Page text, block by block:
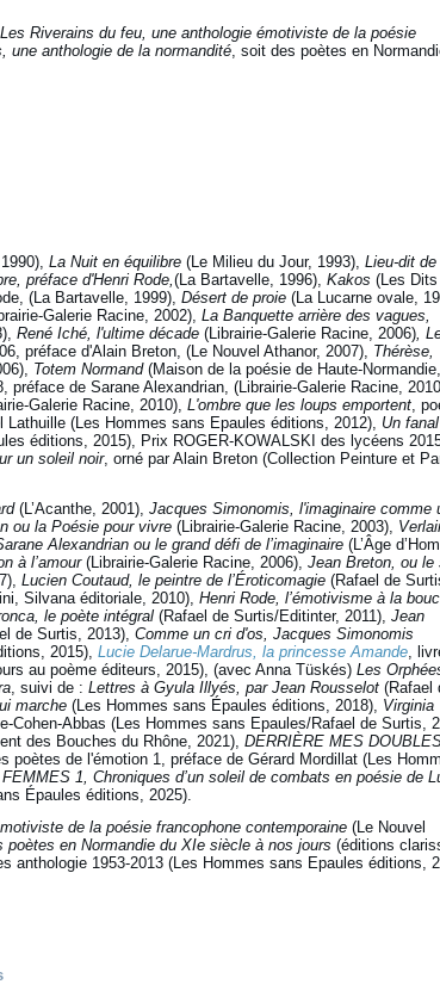
Les Riverains du feu, une anthologie émotiviste de la poésie
une anthologie de la normandité, soit des poètes en
La Nuit en équilibre (Le Milieu du Jour, 1993), Lieu-dit de
préface d'Henri Rode,(La Bartavelle, 1996), Kakos (Les
(La Bartavelle, 1999), Désert de proie (La Lucarne ovale,
Galerie Racine, 2002), La Banquette arrière des vagues,
René Iché, l'ultime décade (Librairie-Galerie Racine, 2006),
préface d'Alain Breton, (Le Nouvel Athanor, 2007), Thérèse,
Totem Normand (Maison de la poésie de Haute-Normandie,
préface de Sarane Alexandrian, (Librairie-Galerie Racine,
Galerie Racine, 2010), L'ombre que les loups emportent,
(Les Hommes sans Epaules éditions, 2012), Un
éditions, 2015), Prix ROGER-KOWALSKI des lycéens
un soleil noir, orné par Alain Breton (Collection Peinture et
(L’Acanthe, 2001), Jacques Simonomis, l'imaginaire comme
ou la Poésie pour vivre (Librairie-Galerie Racine, 2003),
Alexandrian ou le grand défi de l’imaginaire (L’Âge
à l’amour(Librairie-Galerie Racine, 2006), Jean Breton, ou le
Lucien Coutaud, le peintre de l’Éroticomagie (Rafael de
Silvana éditoriale, 2010), Henri Rode, l’émotivisme à la
le poète intégral (Rafael de Surtis/Editinter, 2011), Jean
de Surtis, 2013), Comme un cri d'os, Jacques Simonomis
2015), Lucie Delarue-Mardrus, la princesse Amande,
au poème éditeurs, 2015), (avec Anna Tüskés) Les
, suivi de : Lettres à Gyula Illyés, par Jean Rousselot (Rafael
marche (Les Hommes sans Épaules éditions, 2018), Virginia
Cohen-Abbas (Les Hommes sans Epaules/Rafael de Surtis,
des Bouches du Rhône, 2021), DERRIÈRE MES
poètes de l'émotion 1, préface de Gérard Mordillat (Les
1, Chroniques d’un soleil de combats en poésie de
Épaules éditions, 2025).
de la poésie francophone contemporaine (Le Nouvel
en Normandie du XIe siècle à nos jours (éditions
anthologie 1953-2013 (Les Hommes sans Epaules éditions,